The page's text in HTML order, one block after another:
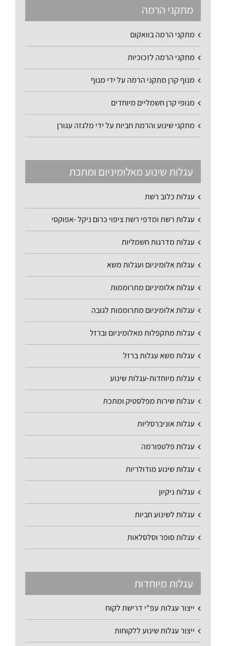
מתקני הרמה
מתקני הרמה בוואקום
מתקני הרמה לזכוכיות
מנוף קרן מתקני הרמה על ידי מנוף
מנופי קרן חשמליים מיוחדים
מתקני שינוע והרמת חביות על ידי מלגזה עגורן
עגלות שינוע מאלומיניום ומתכת
עגלות כלוב רשת
עגלות רשת ומדפי רשת ציפוי כרום ניקל -אפוקסי
עגלות מדרגות חשמליות
עגלות אלומיניום ועגלות משא
עגלות אלומיניום מתרוממות
עגלות אלומיניום מתרוממות לגובה
עגלות מתקפלות מאלומיניום וברזל
עגלות משא עגלות ברזל
עגלות מיוחדות-עגלות שינוע
עגלות שירות מפלסטיק ומתכת
עגלות אוניברסליות
עגלות פלטפורמה
עגלות שינוע מודולריות
עגלות ניקיון
עגלות לשינוע חביות
עגלות סופר וסלסלאות
עגלות מיוחדות
ייצור עגלות עפ"י דרישת לקוח
ייצור עגלות שינוע ללקוחות